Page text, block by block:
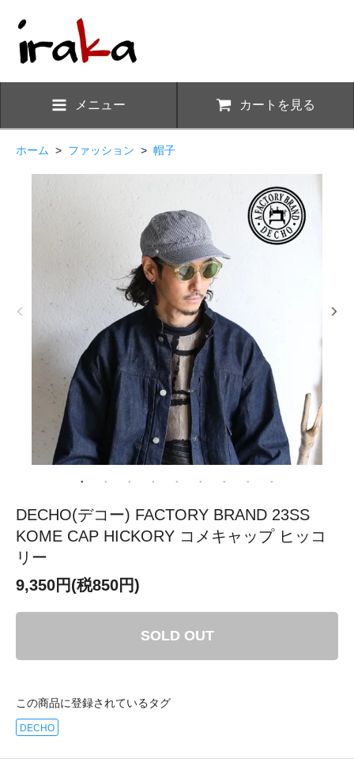
メニュー カートを見る
ホーム > ファッション > 帽子
DECHO(デコー) FACTORY BRAND 23SS
KOME CAP HICKORY コメキャップ ヒッコ
リー
9,350円(税850円)
SOLD OUT
この商品に登録されているタグ
DECHO